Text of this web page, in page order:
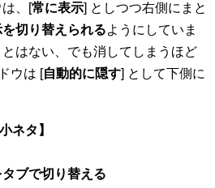
、[常に表示] としつつ右側にまと
切り替えられるようにしていま
はない、でも消してしまうほど
ウは [自動的に隠す] として下側に
ネタ】
ブで切り替える